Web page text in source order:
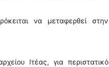
να μεταφερθεί στην
Ιτέας, για περιστατικό